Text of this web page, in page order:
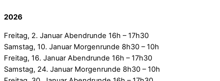
2026
Freitag, 2. Januar Abendrunde 16h – 17h30
Samstag, 10. Januar Morgenrunde 8h30 – 10h
Freitag, 16. Januar Abendrunde 16h – 17h30
Samstag, 24. Januar Morgenrunde 8h30 – 10h